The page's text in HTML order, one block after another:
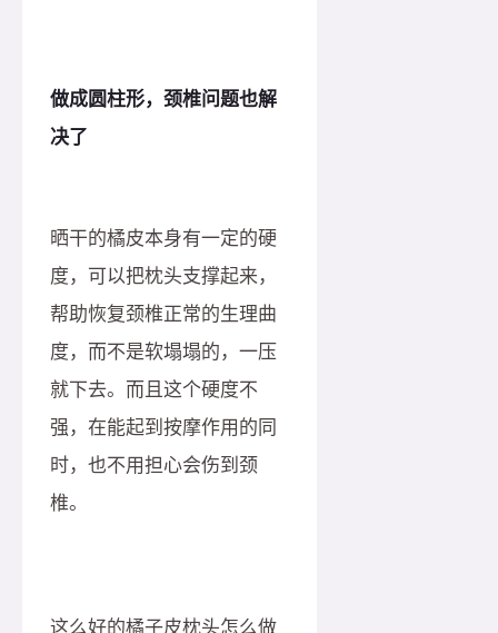
做成圆柱形，颈椎问题也解
决了
晒干的橘皮本身有一定的硬
度，可以把枕头支撑起来，
帮助恢复颈椎正常的生理曲
度，而不是软塌塌的，一压
就下去。而且这个硬度不
强，在能起到按摩作用的同
时，也不用担心会伤到颈
椎。
这么好的橘子皮枕头怎么做